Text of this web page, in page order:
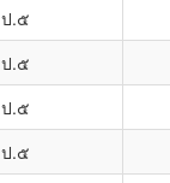
ป.๕
ป.๕
ป.๕
ป.๕